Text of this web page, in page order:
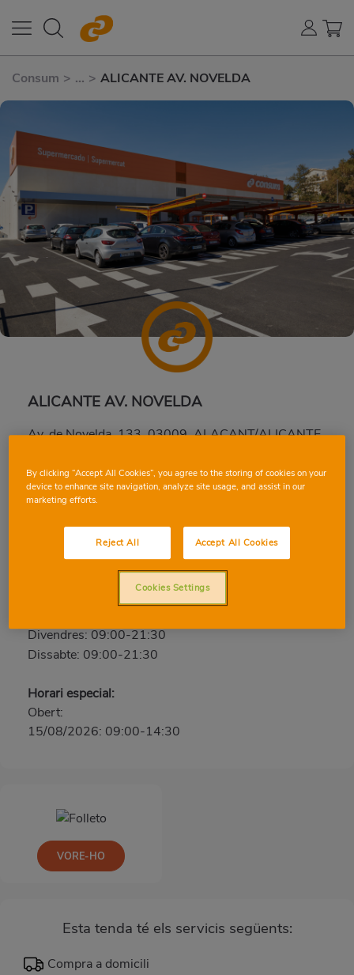
Consum > ... > ALICANTE AV. NOVELDA
ALICANTE AV. NOVELDA
Av. de Novelda, 133, 03009, ALACANT/ALICANTE,
Telèfon: 965 516 515
Tancat
Diumenge: Tancat
Dilluns: 09:00-21:30
Dimarts: 09:00-21:30
Dimecres: 09:00-21:30
Divendres: 09:00-21:30
Dissabte: 09:00-21:30
Horari especial:
Obert:
15/08/2026: 09:00-14:30
Esta tenda té els servicis següents:
Compra a domicili
VORE-HO
By clicking “Accept All Cookies”, you agree to the storing of cookies on your
device to enhance site navigation, analyze site usage, and assist in our
marketing efforts.
Reject All Accept All Cookies
Cookies Settings